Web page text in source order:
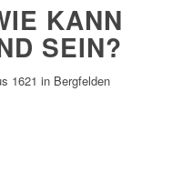
KANN
SEIN?
1621 in Bergfelden